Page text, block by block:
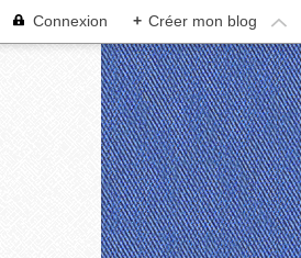
Connexion + Créer mon blog